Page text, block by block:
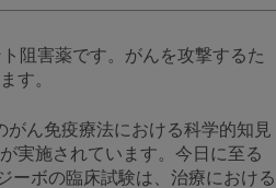
阻害薬です。がんを攻撃するた
す。
ん免疫療法における科学的知見
実施されています。今日に至る
ーボの臨床試験は、治療における